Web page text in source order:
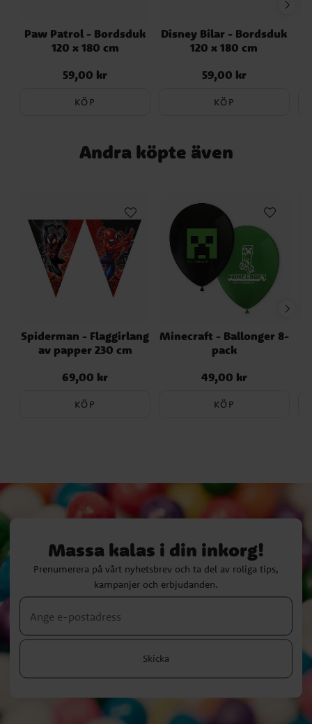
Paw Patrol - Bordsduk
120 x 180 cm
Pris:59,00 kr
59,00 kr
KÖP
Disney Bilar - Bordsduk
120 x 180 cm
Pris:59,00 kr
59,00 kr
KÖP
Andra köpte även
Spiderman - Flaggirlang
av papper 230 cm
Pris:69,00 kr
69,00 kr
KÖP
Minecraft - Ballonger 8-
pack
Pris:49,00 kr
49,00 kr
KÖP
Massa kalas i din inkorg!
Prenumerera på vårt nyhetsbrev och ta del av roliga tips,
kampanjer och erbjudanden.
Skicka